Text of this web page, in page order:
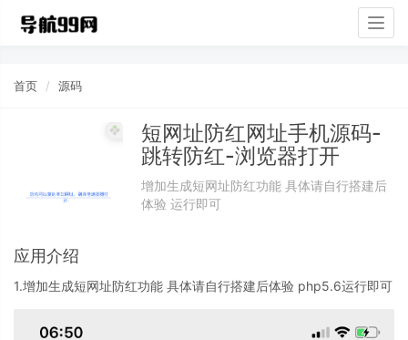
首页 源码
短网址防红网址手机源码-
跳转防红-浏览器打开
增加生成短网址防红功能 具体请自行搭建后
体验 运行即可
应用介绍
1.增加生成短网址防红功能 具体请自行搭建后体验 php5.6运行即可